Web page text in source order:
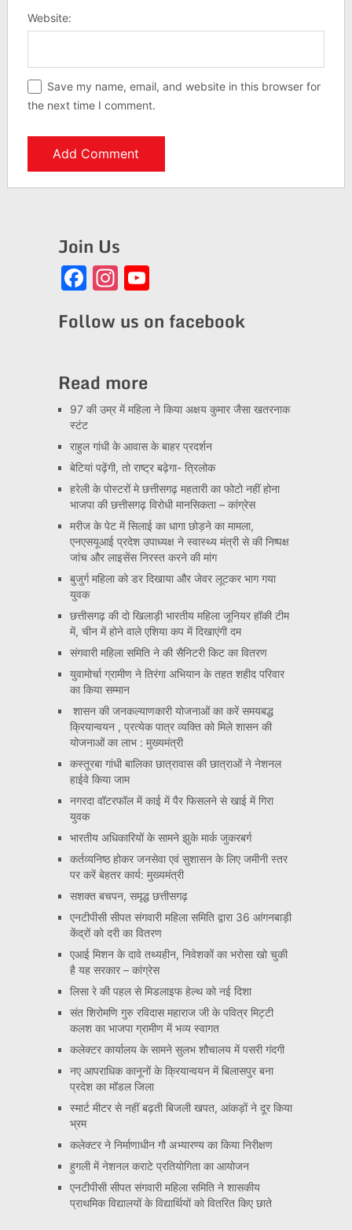
Website:
Save my name, email, and website in this browser for
the next time I comment.
Join Us
Facebook
Instagram
YouTube
Follow us on facebook
Read more
97 की उम्र में महिला ने किया अक्षय कुमार जैसा खतरनाक
स्टंट
राहुल गांधी के आवास के बाहर प्रदर्शन
बेटियां पढ़ेंगी, तो राष्ट्र बढ़ेगा- त्रिलोक
हरेली के पोस्टरों मे छत्तीसगढ़ महतारी का फोटो नहीं होना
भाजपा की छत्तीसगढ़ विरोधी मानसिकता – कांग्रेस
मरीज के पेट में सिलाई का धागा छोड़ने का मामला,
एनएसयूआई प्रदेश उपाध्यक्ष ने स्वास्थ्य मंत्री से की निष्पक्ष
जांच और लाइसेंस निरस्त करने की मांग
बुजुर्ग महिला को डर दिखाया और जेवर लूटकर भाग गया
युवक
छत्तीसगढ़ की दो खिलाड़ी भारतीय महिला जूनियर हॉकी टीम
में, चीन में होने वाले एशिया कप में दिखाएंगी दम
संगवारी महिला समिति ने की सैनिटरी किट का वितरण
युवामोर्चा ग्रामीण ने तिरंगा अभियान के तहत शहीद परिवार
का किया सम्मान
शासन की जनकल्याणकारी योजनाओं का करें समयबद्ध
क्रियान्वयन , प्रत्येक पात्र व्यक्ति को मिले शासन की
योजनाओं का लाभ : मुख्यमंत्री
कस्तूरबा गांधी बालिका छात्रावास की छात्राओं ने नेशनल
हाईवे किया जाम
नगरदा वॉटरफॉल में काई में पैर फिसलने से खाई में गिरा
युवक
भारतीय अधिकारियों के सामने झुके मार्क जुकरबर्ग
कर्तव्यनिष्ठ होकर जनसेवा एवं सुशासन के लिए जमीनी स्तर
पर करें बेहतर कार्य: मुख्यमंत्री
सशक्त बचपन, समृद्ध छत्तीसगढ़
एनटीपीसी सीपत संगवारी महिला समिति द्वारा 36 आंगनबाड़ी
केंद्रों को दरी का वितरण
एआई मिशन के दावे तथ्यहीन, निवेशकों का भरोसा खो चुकी
है यह सरकार – कांग्रेस
लिसा रे की पहल से मिडलाइफ हेल्थ को नई दिशा
संत शिरोमणि गुरु रविदास महाराज जी के पवित्र मिट्टी
कलश का भाजपा ग्रामीण में भव्य स्वागत
कलेक्टर कार्यालय के सामने सुलभ शौचालय में पसरी गंदगी
नए आपराधिक कानूनों के क्रियान्वयन में बिलासपुर बना
प्रदेश का मॉडल जिला
स्मार्ट मीटर से नहीं बढ़ती बिजली खपत, आंकड़ों ने दूर किया
भ्रम
कलेक्टर ने निर्माणाधीन गौ अभ्यारण्य का किया निरीक्षण
हुगली में नेशनल कराटे प्रतियोगिता का आयोजन
एनटीपीसी सीपत संगवारी महिला समिति ने शासकीय
प्राथमिक विद्यालयों के विद्यार्थियों को वितरित किए छाते